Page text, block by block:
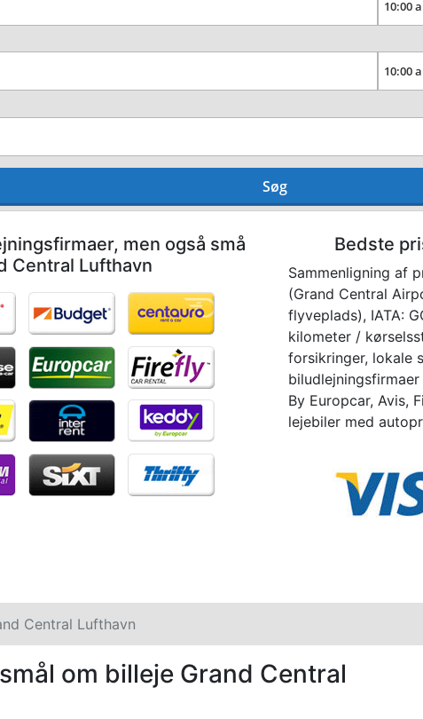
Søg
men også små
Central Lufthavn
Bedste
Sammenligning af
(Grand Central
flyveplads), IATA:
kilometer /
forsikringer, lokale
By Europcar, Avis,
lejebiler med
Central Lufthavn
om billeje Grand Central